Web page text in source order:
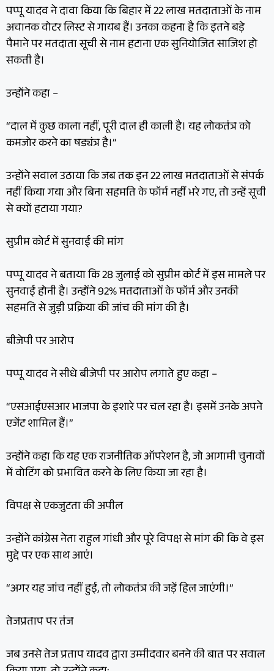
पप्पू यादव ने दावा किया कि बिहार में 22 लाख मतदाताओं के नाम
अचानक वोटर लिस्ट से गायब हैं। उनका कहना है कि इतने बड़े
पैमाने पर मतदाता सूची से नाम हटाना एक सुनियोजित साजिश हो
सकती है।
उन्होंने कहा –
“दाल में कुछ काला नहीं, पूरी दाल ही काली है। यह लोकतंत्र को
कमजोर करने का षड्यंत्र है।”
उन्होंने सवाल उठाया कि जब तक इन 22 लाख मतदाताओं से संपर्क
नहीं किया गया और बिना सहमति के फॉर्म नहीं भरे गए, तो उन्हें सूची
से क्यों हटाया गया?
सुप्रीम कोर्ट में सुनवाई की मांग
पप्पू यादव ने बताया कि 28 जुलाई को सुप्रीम कोर्ट में इस मामले पर
सुनवाई होनी है। उन्होंने 92% मतदाताओं के फॉर्म और उनकी
सहमति से जुड़ी प्रक्रिया की जांच की मांग की है।
बीजेपी पर आरोप
पप्पू यादव ने सीधे बीजेपी पर आरोप लगाते हुए कहा –
“एसआईएसआर भाजपा के इशारे पर चल रहा है। इसमें उनके अपने
एजेंट शामिल हैं।”
उन्होंने कहा कि यह एक राजनीतिक ऑपरेशन है, जो आगामी चुनावों
में वोटिंग को प्रभावित करने के लिए किया जा रहा है।
विपक्ष से एकजुटता की अपील
उन्होंने कांग्रेस नेता राहुल गांधी और पूरे विपक्ष से मांग की कि वे इस
मुद्दे पर एक साथ आएं।
“अगर यह जांच नहीं हुई, तो लोकतंत्र की जड़ें हिल जाएंगी।”
तेजप्रताप पर तंज
जब उनसे तेज प्रताप यादव द्वारा उम्मीदवार बनने की बात पर सवाल